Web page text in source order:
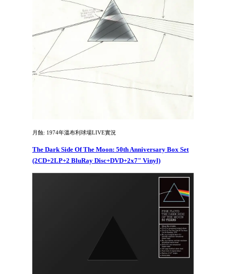
月蝕: 1974年溫布利球場LIVE實況
The Dark Side Of The Moon: 50th Anniversary Box Set
(2CD+2LP+2 BluRay Disc+DVD+2x7" Vinyl)